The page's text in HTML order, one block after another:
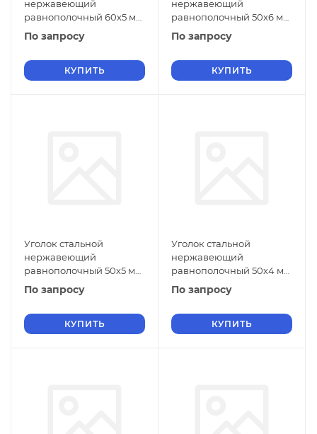
нержавеющий
равнополочный 60х5 мм
20Х13 ГОСТ 8509-93
По запросу
КУПИТЬ
нержавеющий
равнополочный 50х6 мм
20Х13 ГОСТ 8509-93
По запросу
КУПИТЬ
Уголок стальной
нержавеющий
равнополочный 50х5 мм
20Х13 ГОСТ 8509-93
По запросу
КУПИТЬ
Уголок стальной
нержавеющий
равнополочный 50х4 мм
20Х13 ГОСТ 8509-93
По запросу
КУПИТЬ